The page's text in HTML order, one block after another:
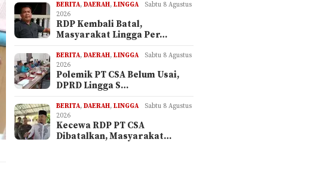
BERITA,DAERAH,LINGGA
Sabtu 8 Agustus
2026
RDP Kembali Batal,
Masyarakat Lingga Per…
BERITA,DAERAH,LINGGA
Sabtu 8 Agustus
2026
Polemik PT CSA Belum Usai,
DPRD Lingga S…
BERITA,DAERAH,LINGGA
Sabtu 8 Agustus
2026
Kecewa RDP PT CSA
Dibatalkan, Masyarakat…